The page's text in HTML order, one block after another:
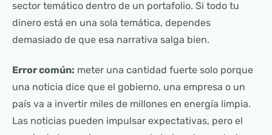
sector temático dentro de un portafolio. Si todo tu
dinero está en una sola temática, dependes
demasiado de que esa narrativa salga bien.
Error común: meter una cantidad fuerte solo porque
una noticia dice que el gobierno, una empresa o un
país va a invertir miles de millones en energía limpia.
Las noticias pueden impulsar expectativas, pero el